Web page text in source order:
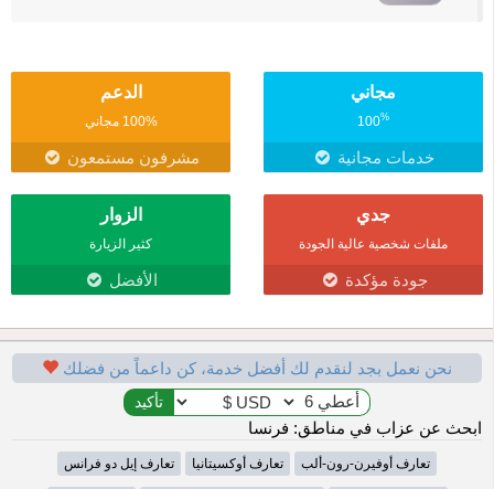
مجاني
100%
خدمات مجانية
الدعم
100% مجاني
مشرفون مستمعون
جدي
ملفات شخصية عالية الجودة
جودة مؤكدة
الزوار
كثير الزيارة
الأفضل
نحن نعمل بجد لنقدم لك أفضل خدمة، كن داعماً من فضلك
ابحث عن عزاب في مناطق: فرنسا
تعارف أوفيرن-رون-ألب تعارف أوكسيتانيا تعارف إيل دو فرانس